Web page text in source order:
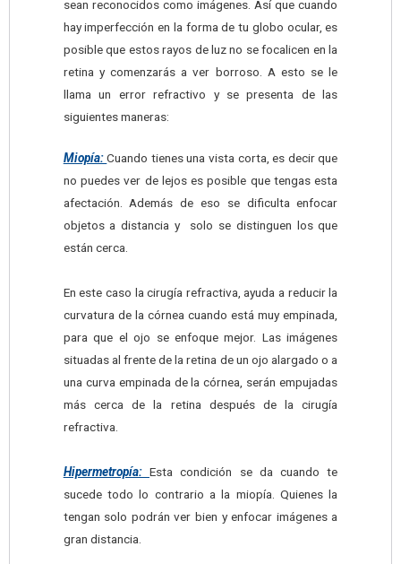
sean reconocidos como imágenes. Así que cuando
hay imperfección en la forma de tu globo ocular, es
posible que estos rayos de luz no se focalicen en la
retina y comenzarás a ver borroso. A esto se le
llama un error refractivo y se presenta de las
siguientes maneras:
Miopía:Cuando tienes una vista corta, es decir que
no puedes ver de lejos es posible que tengas esta
afectación. Además de eso se dificulta enfocar
objetos a distancia y solo se distinguen los que
están cerca.
En este caso la cirugía refractiva, ayuda a reducir la
curvatura de la córnea cuando está muy empinada,
para que el ojo se enfoque mejor. Las imágenes
situadas al frente de la retina de un ojo alargado o a
una curva empinada de la córnea, serán empujadas
más cerca de la retina después de la cirugía
refractiva.
Hipermetropía: Esta condición se da cuando te
sucede todo lo contrario a la miopía. Quienes la
tengan solo podrán ver bien y enfocar imágenes a
gran distancia.